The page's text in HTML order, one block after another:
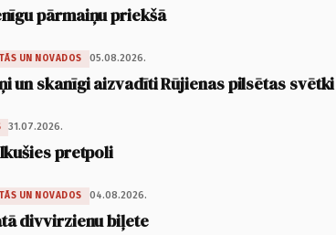
pārmaiņu priekšā
UN NOVADOS 05.08.2026.
un skanīgi aizvadīti Rūjienas pilsētas svētki
31.07.2026.
pretpoli
UN NOVADOS 04.08.2026.
divvirzienu biļete